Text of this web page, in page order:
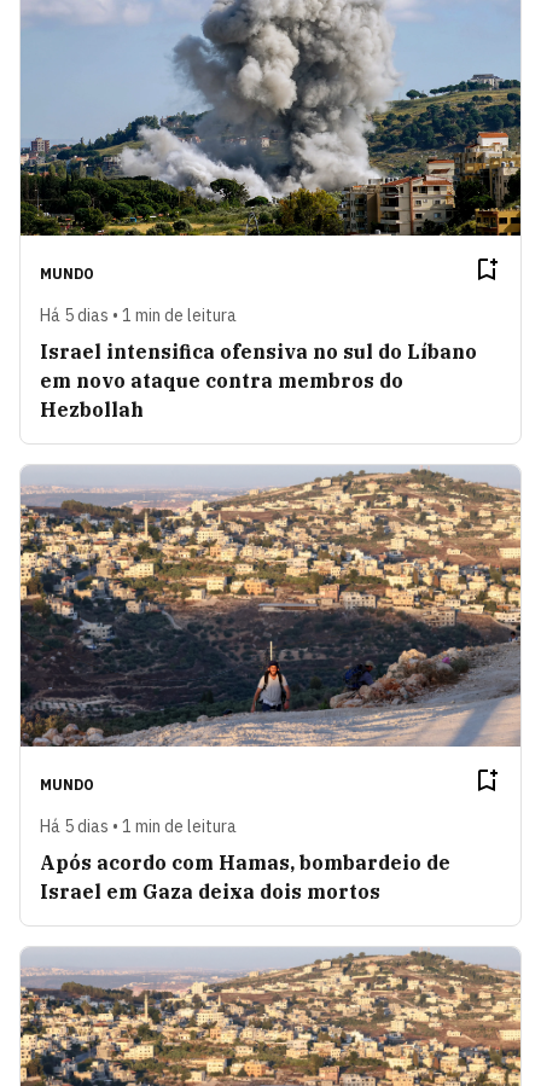
MUNDO
Há 5 dias • 1 min de leitura
Israel intensifica ofensiva no sul do Líbano
em novo ataque contra membros do
Hezbollah
MUNDO
Há 5 dias • 1 min de leitura
Após acordo com Hamas, bombardeio de
Israel em Gaza deixa dois mortos